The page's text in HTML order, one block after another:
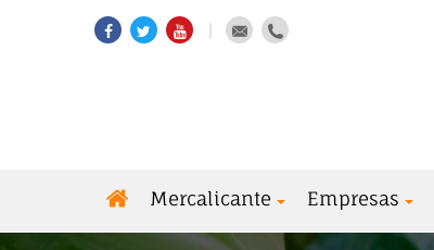
Mercalicante Empresas